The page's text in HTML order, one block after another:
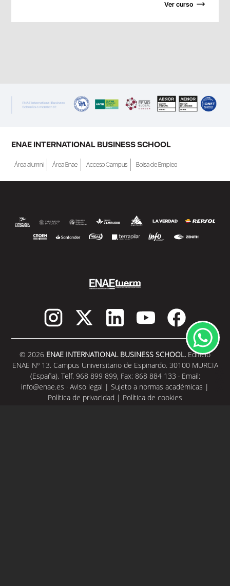
Ver curso
ENAE INTERNATIONAL BUSINESS SCHOOL
Área alumni Área Enae Acceso Campus Bolsa de Empleo
© 2026 ENAE INTERNATIONAL BUSINESS SCHOOL. Edificio
ENAE Nº 13. Campus Universitario de Espinardo. 30100 MURCIA
(España). Telf. 968 899 899, Fax: 868 884 133 · Email:
info@enae.es · Aviso legal | Sujeto a normas académicas |
Política de privacidad | Política de cookies